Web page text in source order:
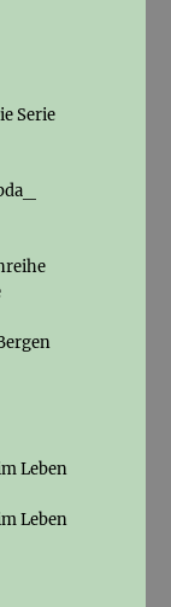
Serie
Leben
Leben